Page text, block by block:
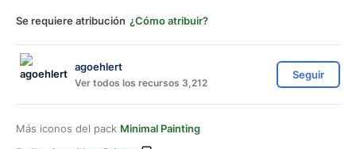
Se requiere atribución ¿Cómo atribuir?
agoehlert
Ver todos los recursos 3,212
Seguir
Más iconos del pack Minimal Painting